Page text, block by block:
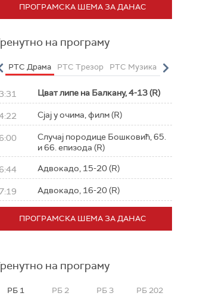
ПРОГРАМСКА ШЕМА ЗА ДАНАС
на програму
РТС Драма РТС Трезор РТС Музика РТС
Цват липе на Балкану, 4-13 (R)
Сјај у очима, филм (R)
Случај породице Бошковић, 65.
и 66. епизода (R)
Адвокадо, 15-20 (R)
Адвокадо, 16-20 (R)
ПРОГРАМСКА ШЕМА ЗА ДАНАС
на програму
РБ 1 РБ 2 РБ 3 РБ 202